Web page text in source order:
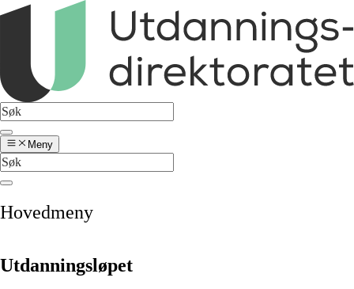
Meny
Hovedmeny
Utdanningsløpet